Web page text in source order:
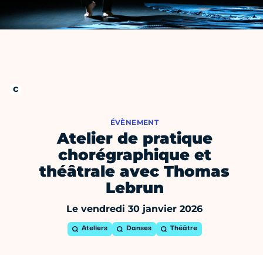
ÉVÈNEMENT
Atelier de pratique
chorégraphique et
théâtrale avec Thomas
Lebrun
Le vendredi 30 janvier 2026
Ateliers Danses Théâtre